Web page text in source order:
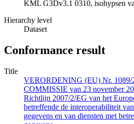
KML G3Dv3.1 0310, isohypsen
Hierarchy level
Dataset
Conformance result
Title
VERORDENING (EU) Nr. 1089/
COMMISSIE van 23 november
Richtlijn 2007/2/EG van het
betreffende de interoperabiliteit
gegevens en van diensten met